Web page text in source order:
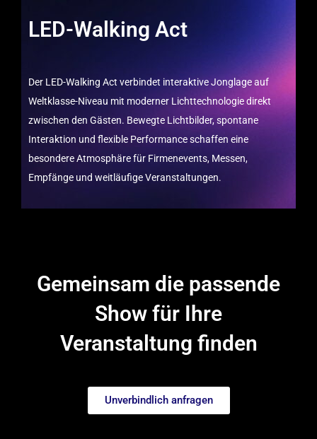
LED-Walking Act
Der LED-Walking Act verbindet interaktive Jonglage auf
Weltklasse-Niveau mit moderner Lichttechnologie direkt
zwischen den Gästen. Bewegte Lichtbilder, spontane
Interaktion und flexible Performance schaffen eine
besondere Atmosphäre für Firmenevents, Messen,
Empfänge und weitläufige Veranstaltungen.
Gemeinsam die passende
Show für Ihre
Veranstaltung finden
Unverbindlich anfragen